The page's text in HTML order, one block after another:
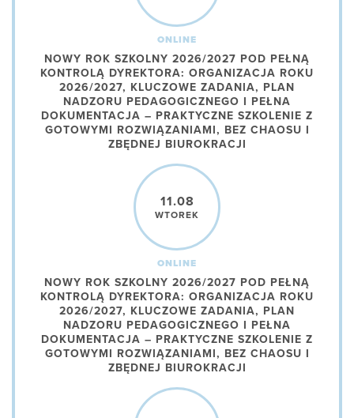
ONLINE
NOWY ROK SZKOLNY 2026/2027 POD PEŁNĄ
KONTROLĄ DYREKTORA: ORGANIZACJA ROKU
2026/2027, KLUCZOWE ZADANIA, PLAN
NADZORU PEDAGOGICZNEGO I PEŁNA
DOKUMENTACJA – PRAKTYCZNE SZKOLENIE Z
GOTOWYMI ROZWIĄZANIAMI, BEZ CHAOSU I
ZBĘDNEJ BIUROKRACJI
11.08
WTOREK
ONLINE
NOWY ROK SZKOLNY 2026/2027 POD PEŁNĄ
KONTROLĄ DYREKTORA: ORGANIZACJA ROKU
2026/2027, KLUCZOWE ZADANIA, PLAN
NADZORU PEDAGOGICZNEGO I PEŁNA
DOKUMENTACJA – PRAKTYCZNE SZKOLENIE Z
GOTOWYMI ROZWIĄZANIAMI, BEZ CHAOSU I
ZBĘDNEJ BIUROKRACJI